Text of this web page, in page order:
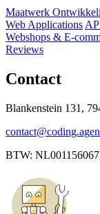
Maatwerk
Web Applications
Webshops & E-
Reviews
Contact
Blankenstein 131,
BTW: